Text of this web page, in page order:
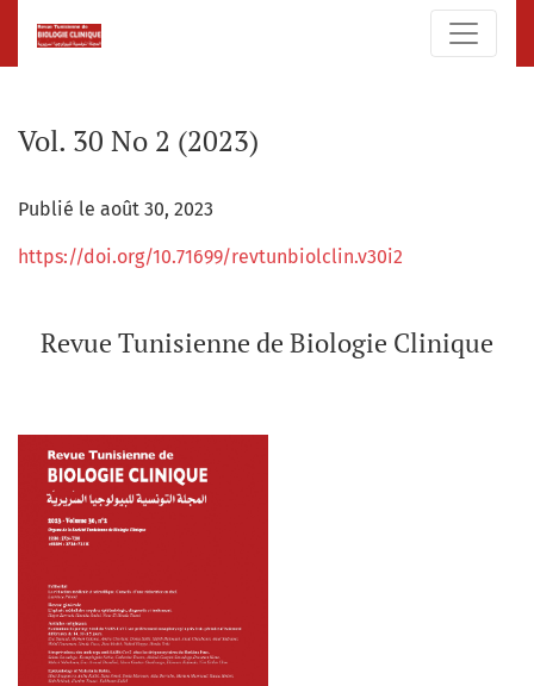
Vol. 30 No 2 (2023): Revue Tunisienne de Biologie Clinique
Vol. 30 No 2 (2023)
Publié le août 30, 2023
https://doi.org/10.71699/revtunbiolclin.v30i2
Revue Tunisienne de Biologie Clinique